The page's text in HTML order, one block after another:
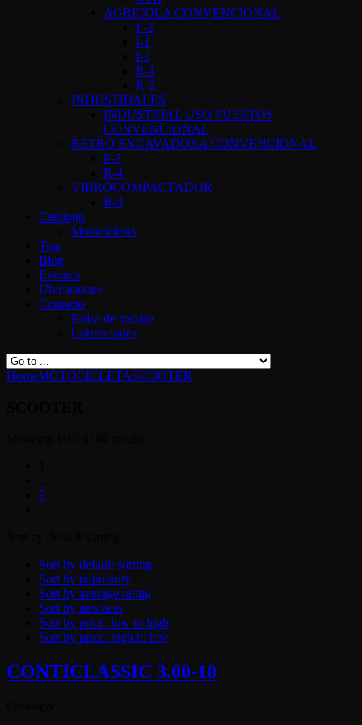
AGRICOLA CONVENCIONAL
F-2
I-1
I-3
R-1
R-2
INDUSTRIALES
INDUSTRIAL USO PUERTOS
CONVENCIONAL
RETRO EXCAVADORA CONVENCIONAL
F-3
R-4
VIBROCOMPACTADOR
R-3
Catalogo
Motocicletas
Tips
Blog
Eventos
Ubicaciones
Contacto
Bolsa de trabajo
Cotizaciones
HomeMOTOCICLETASCOOTER
7
Sort by default sorting
Sort by popularity
Sort by average rating
Sort by newness
Sort by price: low to high
Sort by price: high to low
CONTICLASSIC 3.00-10